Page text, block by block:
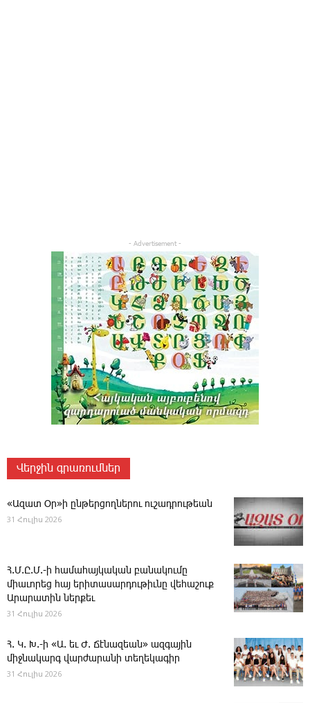
- Advertisement -
Վերջին գրառումներ
«Ազատ Օր»ի ընթերցողներու ուշադրութեան
31 Հուլիս 2026
Հ.Մ.Ը.Մ.-ի համահայկական բանակումը
միաւորեց հայ երիտասարդութիւնը վեհաշուք
Արարատին ներքեւ
31 Հուլիս 2026
Հ. Կ. Խ.-ի «Ա. եւ Ժ. ­Ճէնազեան» ազգային
միջնակարգ վարժարանի տեղեկագիր
31 Հուլիս 2026